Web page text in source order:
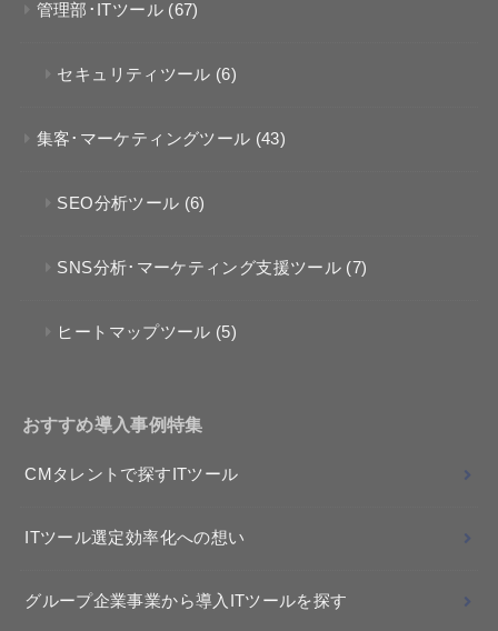
管理部･ITツール (67)
セキュリティツール (6)
集客･マーケティングツール (43)
SEO分析ツール (6)
SNS分析･マーケティング支援ツール (7)
ヒートマップツール (5)
おすすめ導入事例特集
CMタレントで探すITツール
ITツール選定効率化への想い
グループ企業事業から導入ITツールを探す